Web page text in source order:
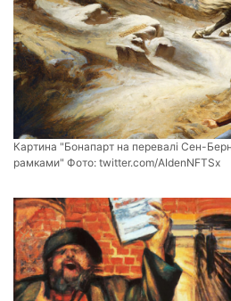
Картина "Бонапарт на перевалі Сен-
рамками" Фото: twitter.com/AIdenNFTSx